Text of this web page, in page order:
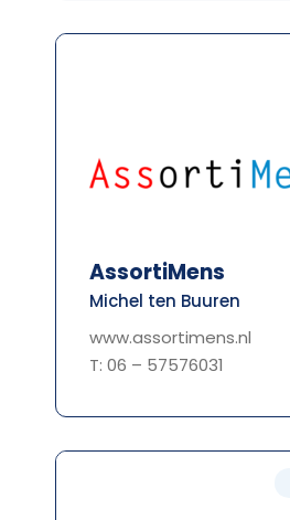
AssortiMens
Michel ten Buuren
www.assortimens.nl
T: 06 – 57576031